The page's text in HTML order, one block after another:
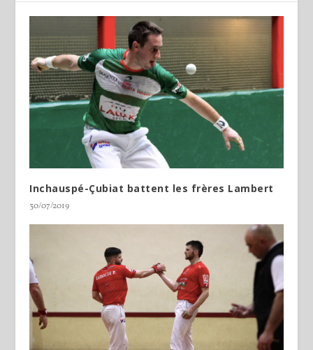
Inchauspé-Çubiat battent les frères Lambert
30/07/2019